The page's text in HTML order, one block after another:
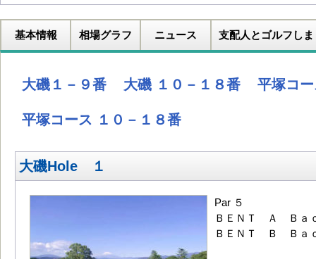
基本情報 相場グラフ ニュース 支配人とゴルフしま
大磯１－９番 大磯 １０－１８番 平塚コ
平塚コース １０－１８番
大磯Hole １
Par ５
ＢＥＮＴ Ａ Ｂａ
ＢＥＮＴ Ｂ Ｂａ